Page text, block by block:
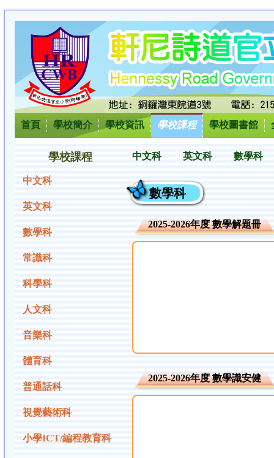
首頁 學校簡介 學校資訊 學校課程 學校圖書館
學校課程
中文科
英文科
數學科
常識科
科學科
人文科
音樂科
體育科
普通話科
視覺藝術科
小學ICT/編程教育科
中文科 英文科 數學科
數學科
2025-2026年度 數學解題冊
2025-2026年度 數學識安健